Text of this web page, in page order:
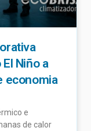
Niño a
economia
e
de calor